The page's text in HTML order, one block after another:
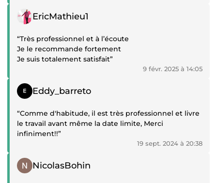
Témoignage positif
EricMathieu1
“Très professionnel et à l’écoute
Je le recommande fortement
Je suis totalement satisfait”
9 févr. 2025 à 14:05
Témoignage positif
Eddy_barreto
“Comme d'habitude, il est très professionnel et livre
le travail avant même la date limite, Merci
infiniment!!”
19 sept. 2024 à 20:38
Témoignage positif
NicolasBohin